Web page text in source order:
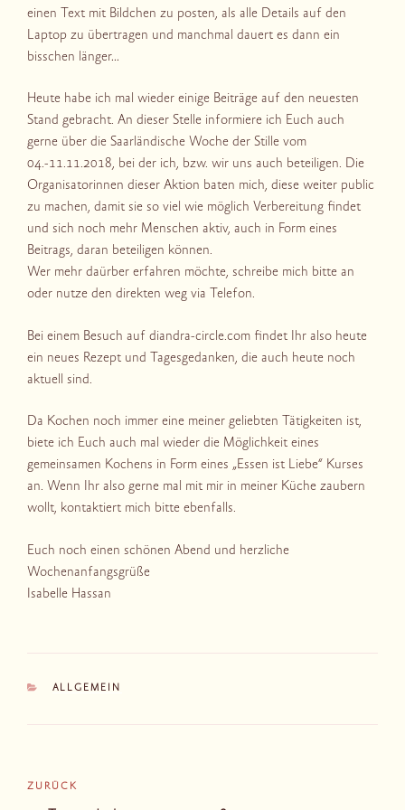
einen Text mit Bildchen zu posten, als alle Details auf den
Laptop zu übertragen und manchmal dauert es dann ein
bisschen länger…
Heute habe ich mal wieder einige Beiträge auf den neuesten
Stand gebracht. An dieser Stelle informiere ich Euch auch
gerne über die Saarländische Woche der Stille vom
04.-11.11.2018, bei der ich, bzw. wir uns auch beteiligen. Die
Organisatorinnen dieser Aktion baten mich, diese weiter public
zu machen, damit sie so viel wie möglich Verbereitung findet
und sich noch mehr Menschen aktiv, auch in Form eines
Beitrags, daran beteiligen können.
Wer mehr daürber erfahren möchte, schreibe mich bitte an
oder nutze den direkten weg via Telefon.
Bei einem Besuch auf diandra-circle.com findet Ihr also heute
ein neues Rezept und Tagesgedanken, die auch heute noch
aktuell sind.
Da Kochen noch immer eine meiner geliebten Tätigkeiten ist,
biete ich Euch auch mal wieder die Möglichkeit eines
gemeinsamen Kochens in Form eines „Essen ist Liebe“ Kurses
an. Wenn Ihr also gerne mal mit mir in meiner Küche zaubern
wollt, kontaktiert mich bitte ebenfalls.
Euch noch einen schönen Abend und herzliche
Wochenanfangsgrüße
Isabelle Hassan
KATEGORIEN
ALLGEMEIN
Beitragsnavigation
Vorheriger
ZURÜCK